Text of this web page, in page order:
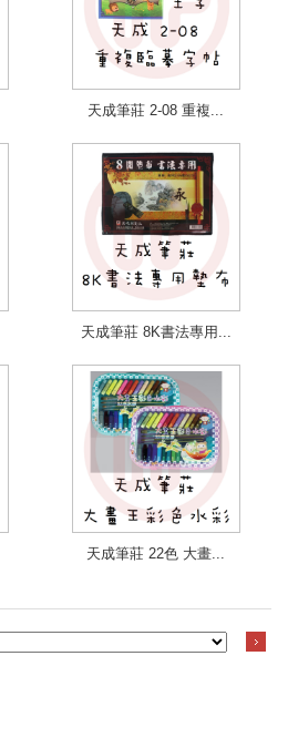
天成筆莊 2-08 重複...
天成筆莊 8K書法專用...
天成筆莊 22色 大畫...